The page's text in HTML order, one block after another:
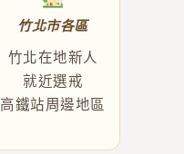
竹北市各區
竹北在地新人
就近選戒
高鐵站周邊地區